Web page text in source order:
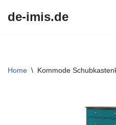
de-imis.de
Home \ Kommode